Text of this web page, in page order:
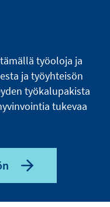
työoloja ja
ja työyhteisön
työkalupakista
tukevaa